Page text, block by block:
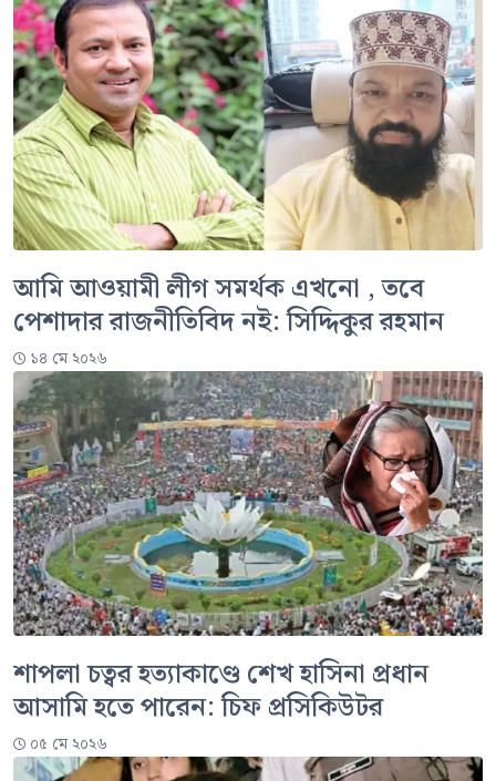
আমি আওয়ামী লীগ সমর্থক এখনো , তবে
পেশাদার রাজনীতিবিদ নই: সিদ্দিকুর রহমান
১৪ মে ২০২৬
শাপলা চত্বর হত্যাকাণ্ডে শেখ হাসিনা প্রধান
আসামি হতে পারেন: চিফ প্রসিকিউটর
০৫ মে ২০২৬